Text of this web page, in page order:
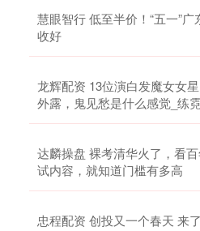
慧眼智行 低至半价！“五一”
收好
龙辉配资 13位演白发魔女女
外露，鬼见愁是什么感觉_练
达麟操盘 裸考清华火了，看
试内容，就知道门槛有多高
忠程配资 创投又一个春天 来了